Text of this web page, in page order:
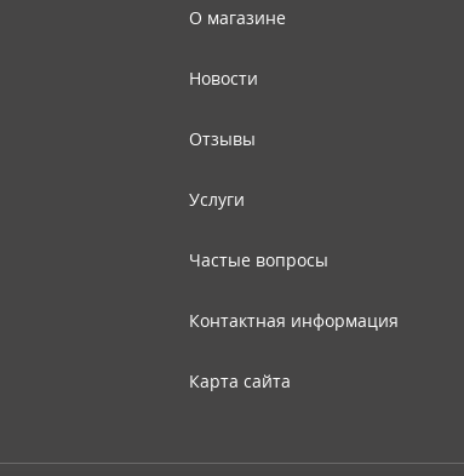
О магазине
Новости
Отзывы
Услуги
Частые вопросы
Контактная информация
Карта сайта